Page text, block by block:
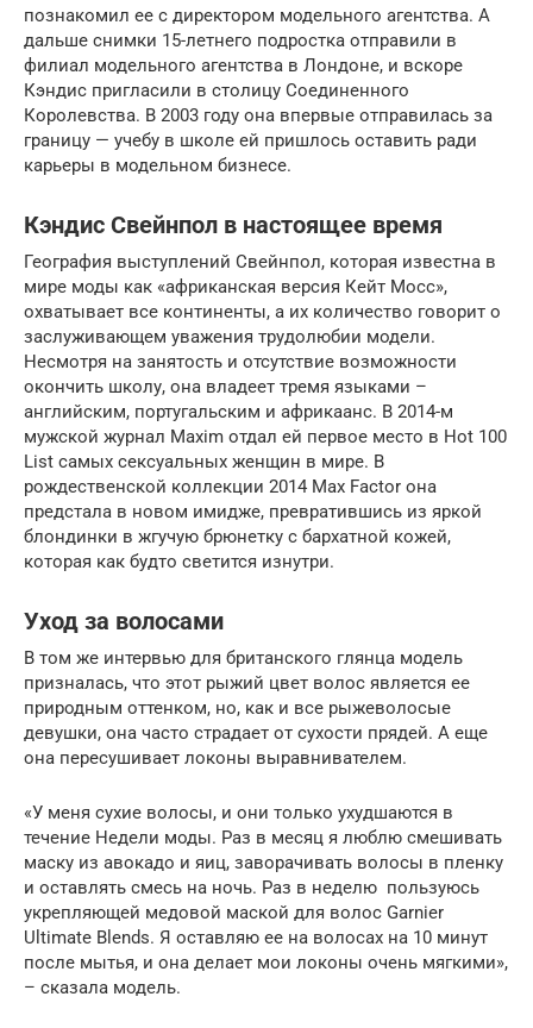
познакомил ее с директором модельного агентства. А
дальше снимки 15-летнего подростка отправили в
филиал модельного агентства в Лондоне, и вскоре
Кэндис пригласили в столицу Соединенного
Королевства. В 2003 году она впервые отправилась за
границу — учебу в школе ей пришлось оставить ради
карьеры в модельном бизнесе.
Кэндис Свейнпол в настоящее время
География выступлений Свейнпол, которая известна в
мире моды как «африканская версия Кейт Мосс»,
охватывает все континенты, а их количество говорит о
заслуживающем уважения трудолюбии модели.
Несмотря на занятость и отсутствие возможности
окончить школу, она владеет тремя языками –
английским, португальским и африкаанс. В 2014-м
мужской журнал Maxim отдал ей первое место в Hot 100
List самых сексуальных женщин в мире. В
рождественской коллекции 2014 Max Factor она
предстала в новом имидже, превратившись из яркой
блондинки в жгучую брюнетку с бархатной кожей,
которая как будто светится изнутри.
Уход за волосами
В том же интервью для британского глянца модель
призналась, что этот рыжий цвет волос является ее
природным оттенком, но, как и все рыжеволосые
девушки, она часто страдает от сухости прядей. А еще
она пересушивает локоны выравнивателем.
«У меня сухие волосы, и они только ухудшаются в
течение Недели моды. Раз в месяц я люблю смешивать
маску из авокадо и яиц, заворачивать волосы в пленку
и оставлять смесь на ночь. Раз в неделю пользуюсь
укрепляющей медовой маской для волос Garnier
Ultimate Blends. Я оставляю ее на волосах на 10 минут
после мытья, и она делает мои локоны очень мягкими»,
– сказала модель.